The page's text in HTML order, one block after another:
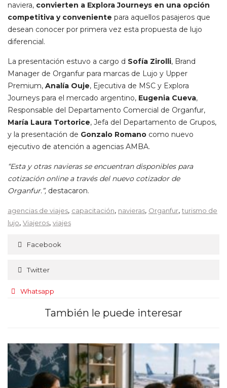
naviera, convierten a Explora Journeys en una opción
competitiva y conveniente para aquellos pasajeros que
desean conocer por primera vez esta propuesta de lujo
diferencial.
La presentación estuvo a cargo d Sofía Zirolli, Brand
Manager de Organfur para marcas de Lujo y Upper
Premium, Analía Ouje, Ejecutiva de MSC y Explora
Journeys para el mercado argentino, Eugenia Cueva,
Responsable del Departamento Comercial de Organfur,
María Laura Tortorice, Jefa del Departamento de Grupos,
y la presentación de Gonzalo Romano como nuevo
ejecutivo de atención a agencias AMBA.
“Esta y otras navieras se encuentran disponibles para
cotización online a través del nuevo cotizador de
Organfur.”, destacaron.
agencias de viajes, capacitación, navieras, Organfur, turismo de
lujo, Viajeros, viajes
Facebook
Twitter
Whatsapp
También le puede interesar